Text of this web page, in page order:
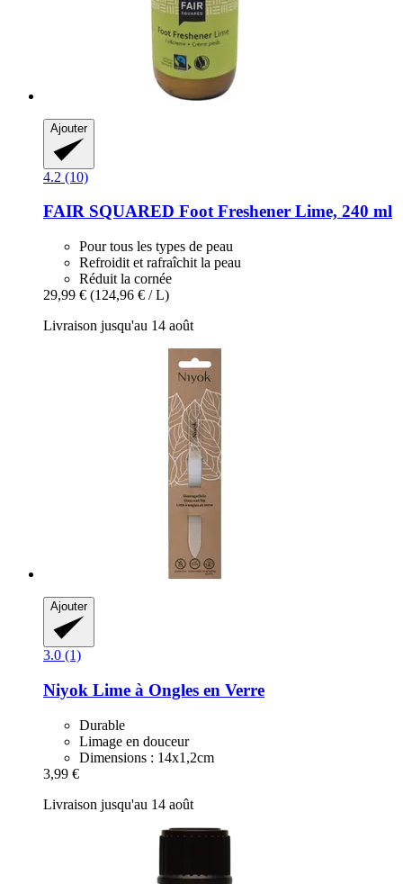
Ajouter
4.2 (10)
FAIR SQUARED Foot Freshener Lime, 240 ml
Pour tous les types de peau
Refroidit et rafraîchit la peau
Réduit la cornée
29,99 € (124,96 € / L)
Livraison jusqu'au 14 août
Ajouter
3.0 (1)
Niyok Lime à Ongles en Verre
Durable
Limage en douceur
Dimensions : 14x1,2cm
3,99 €
Livraison jusqu'au 14 août